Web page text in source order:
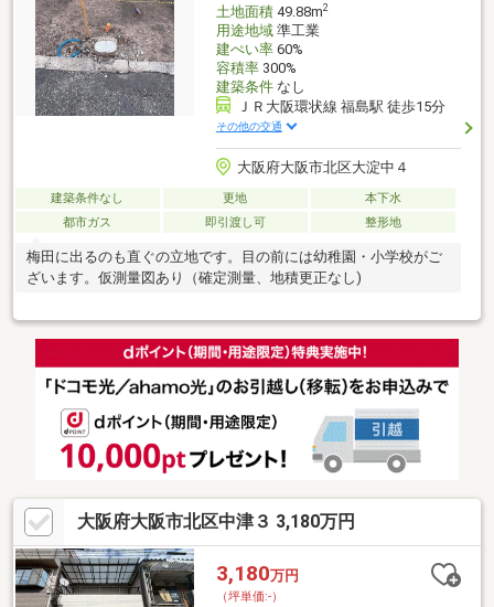
土地面積49.88m2
用途地域準工業
建ぺい率60%
容積率300%
建築条件なし
ＪＲ大阪環状線 福島駅 徒歩15分
その他の交通
大阪府大阪市北区大淀中４
建築条件なし 更地
本下水
都市ガス
即引渡し可 整形地
梅田に出るのも直ぐの立地です。目の前には幼稚園・小学校がご
ざいます。仮測量図あり（確定測量、地積更正なし)
大阪府大阪市北区中津３ 3,180万円
3,180万円
（坪単価:-）